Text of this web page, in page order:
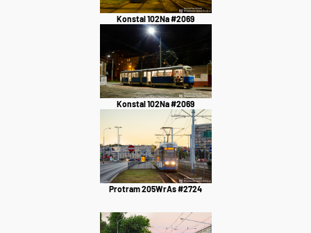
Konstal 102Na #2069
Konstal 102Na #2069
Protram 205WrAs #2724